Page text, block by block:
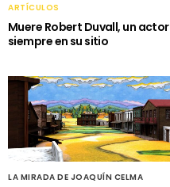
ARTÍCULOS
Muere Robert Duvall, un actor
siempre en su sitio
LA MIRADA DE JOAQUÍN CELMA